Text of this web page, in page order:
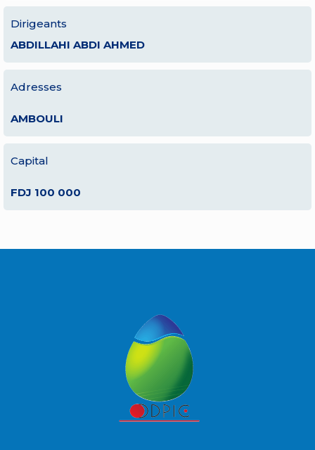
Dirigeants
ABDILLAHI ABDI AHMED
Adresses
AMBOULI
Capital
FDJ 100 000